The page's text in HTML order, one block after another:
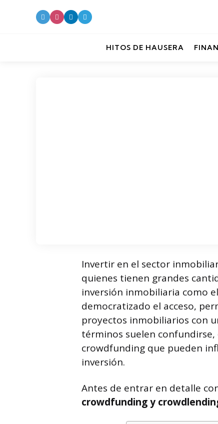
HITOS DE HAUSERA
Invertir en el sector
quienes tienen grandes
inversión inmobiliaria como el
democratizado el acceso,
proyectos inmobiliarios con
términos suelen confundirse,
crowdfunding que pueden
inversión.
Antes de entrar en detalle
crowdfunding y